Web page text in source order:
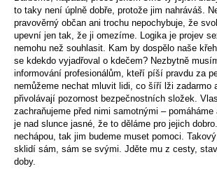
to taky není úplně dobře, protože jim nahráváš.
pravověrný občan ani trochu nepochybuje, že
upevní jen tak, že ji omezíme. Logika je projev
nemohu než souhlasit. Kam by dospělo naše
se kdekdo vyjadřoval o kdečem? Nezbytně
informování profesionálům, kteří píší pravdu za
nemůžeme nechat mluvit lidi, co šíří lži zadarmo
přivolávají pozornost bezpečnostních složek.
zachraňujeme před nimi samotnými –
je nad slunce jasné, že to děláme pro jejich
nechápou, tak jim budeme muset pomoci.
sklidí sám, sám se svými. Jděte mu z cesty,
doby.